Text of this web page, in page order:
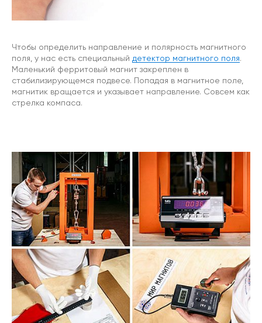
Чтобы определить направление и полярность магнитного
поля, у нас есть специальный детектор магнитного поля.
Маленький ферритовый магнит закреплен в
стабилизирующемся подвесе. Попадая в магнитное поле,
магнитик вращается и указывает направление. Совсем как
стрелка компаса.